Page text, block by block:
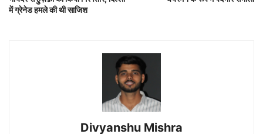
में ग्रेनेड हमले की थी साजिश
Divyanshu Mishra